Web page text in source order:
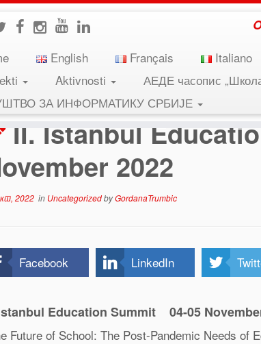
English Français Italiano
Aktivnosti АЕДЕ часопис
ЗА ИНФОРМАТИКУ СРБИЈЕ
Summit 04-05 November 2022
II. Istanbul
2022
2022 in UncategorizedbyGordanaTrumbic
Facebook LinkedIn
Education Summit 04-05
Future of School: The Post-Pandemic Needs of